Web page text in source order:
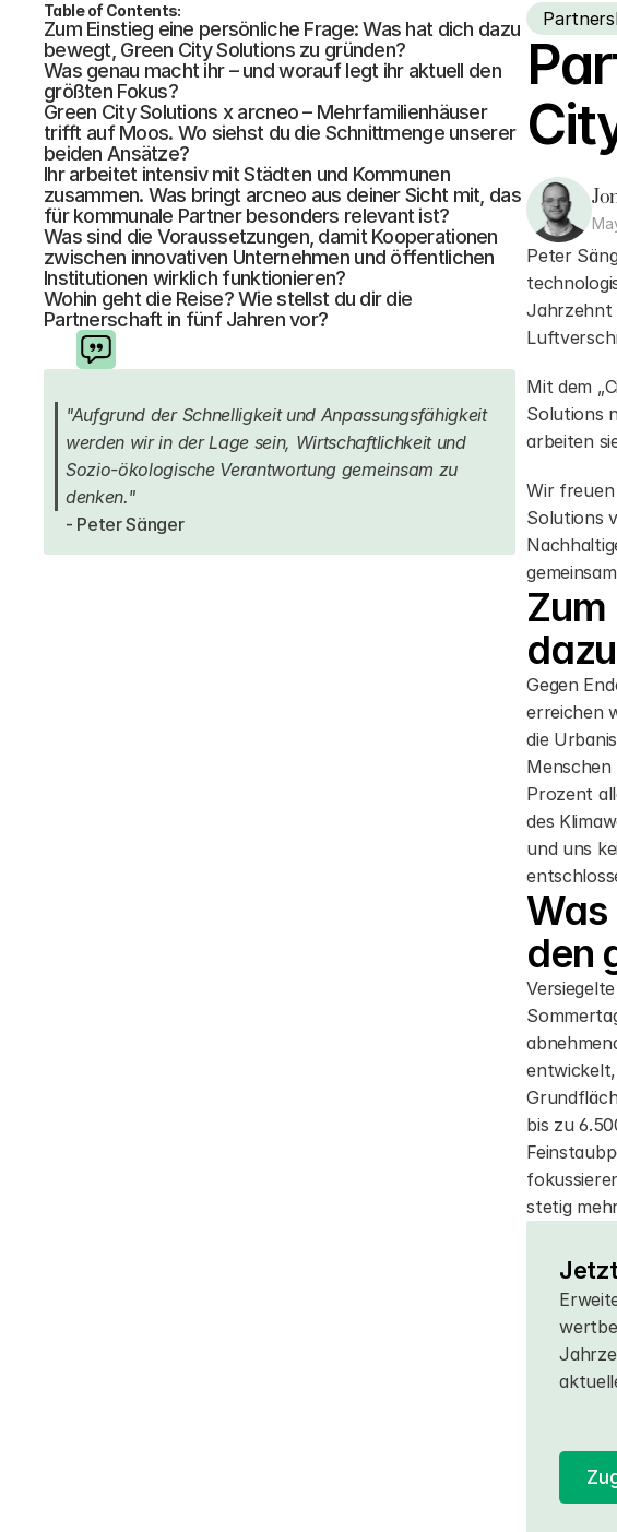
Table of Contents:
Zum Einstieg eine persönliche Frage: Was hat dich dazu
bewegt, Green City Solutions zu gründen?
Was genau macht ihr – und worauf legt ihr aktuell den
größten Fokus?
Green City Solutions x arcneo – Mehrfamilienhäuser
trifft auf Moos. Wo siehst du die Schnittmenge unserer
beiden Ansätze?
Ihr arbeitet intensiv mit Städten und Kommunen
zusammen. Was bringt arcneo aus deiner Sicht mit, das
für kommunale Partner besonders relevant ist?
Was sind die Voraussetzungen, damit Kooperationen
zwischen innovativen Unternehmen und öffentlichen
Institutionen wirklich funktionieren?
Wohin geht die Reise? Wie stellst du dir die
Partnerschaft in fünf Jahren vor?
"Aufgrund der Schnelligkeit und Anpassungsfähigkeit
werden wir in der Lage sein, Wirtschaftlichkeit und
Sozio-ökologische Verantwortung gemeinsam zu
denken."
- Peter Sänger
Peter
Jahrzehnt
Mit dem
Solutions
arbeiten
Wir
Solutions
Zum
Gegen
erreichen
die
Menschen
Prozent
des
und uns
Was
den
bis zu
stetig